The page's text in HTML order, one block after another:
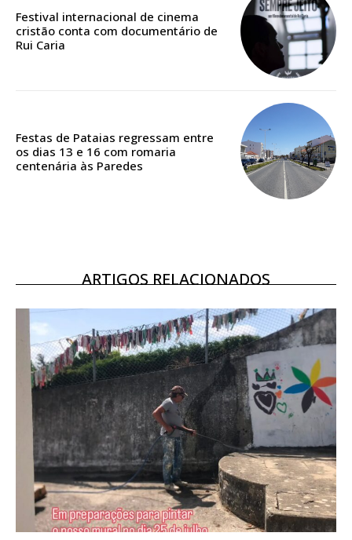
casa
Acesso ao conteúdo online
Acesso aos conteúdos Exclusivos para
Escolha o plano
16€
12 meses
Acesso ao conteúdo online
Acesso aos conteúdos Exclusivos para
assinantes
Ofertas para assinatura anual
Escolha o plano
Festival internacional de cinema
cristão conta com documentário de
Rui Caria
Festas de Pataias regressam entre
os dias 13 e 16 com romaria
centenária às Paredes
ARTIGOS RELACIONADOS